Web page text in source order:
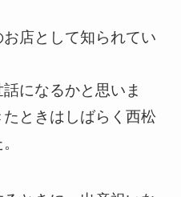
店として知られてい
になるかと思いま
ときはしばらく西松